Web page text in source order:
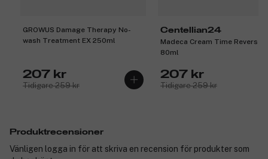
GROWUS Damage Therapy No-
wash Treatment EX 250ml
207 kr
Tidigare 259 kr
Centellian24
Madeca Cream Time Reverse
80ml
207 kr
Tidigare 259 kr
Produktrecensioner
Vänligen logga in för att skriva en recension för produkter som